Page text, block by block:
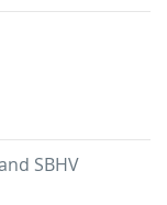
SBHV